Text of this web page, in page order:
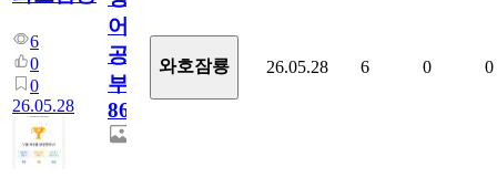
6
0
0
26.05.28
어
공
부
864
와호잠룡 26.05.28 6 0 0